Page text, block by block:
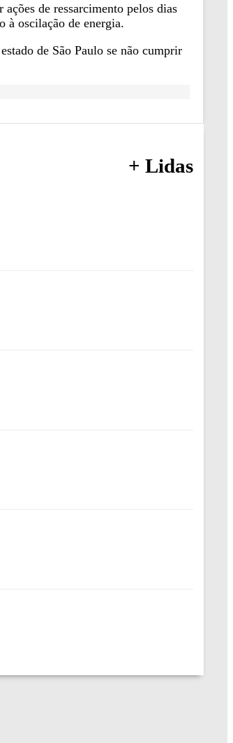
de ressarcimento pelos dias
à oscilação de energia.
de São Paulo se não cumprir
+ Lidas